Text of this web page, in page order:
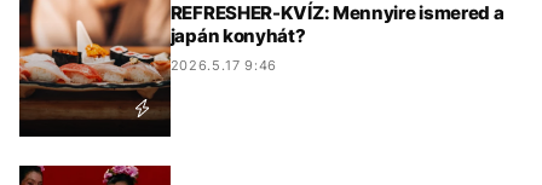
REFRESHER-KVÍZ: Mennyire ismered a
japán konyhát?
2026.5.17 9:46